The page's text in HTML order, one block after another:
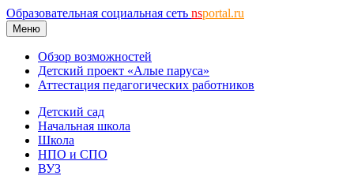
Образовательная социальная сеть nsportal.ru
Меню
Обзор возможностей
Детский проект «Алые паруса»
Аттестация педагогических работников
Детский сад
Начальная школа
Школа
НПО и СПО
ВУЗ